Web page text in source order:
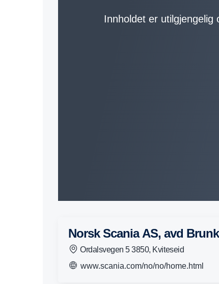
Innholdet er
Norsk Scania AS, avd
Ordalsvegen 5 3850, Kviteseid
www.scania.com/no/no/home.html